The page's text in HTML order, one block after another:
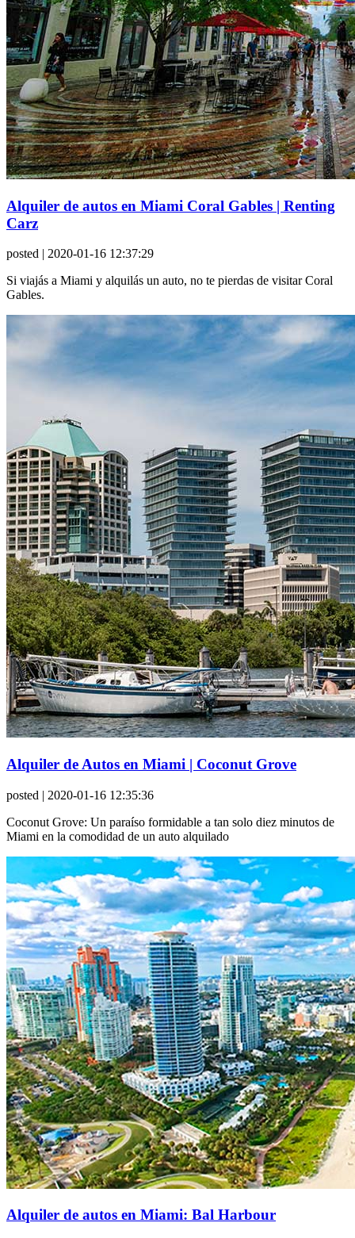
Alquiler de autos en Miami Coral Gables | Renting
Carz
posted | 2020-01-16 12:37:29
Si viajás a Miami y alquilás un auto, no te pierdas de visitar Coral
Gables.
Alquiler de Autos en Miami | Coconut Grove
posted | 2020-01-16 12:35:36
Coconut Grove: Un paraíso formidable a tan solo diez minutos de
Miami en la comodidad de un auto alquilado
Alquiler de autos en Miami: Bal Harbour